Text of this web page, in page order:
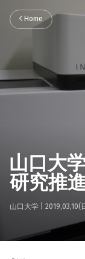
Home
山口大
研究推
山口大学 2019,03,10(